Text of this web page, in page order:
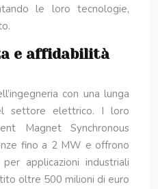
le loro tecnologie,
e affidabilità
con una lunga
settore elettrico. I loro
Magnet Synchronous
fino a 2 MW e offrono
applicazioni industriali
oltre 500 milioni di euro